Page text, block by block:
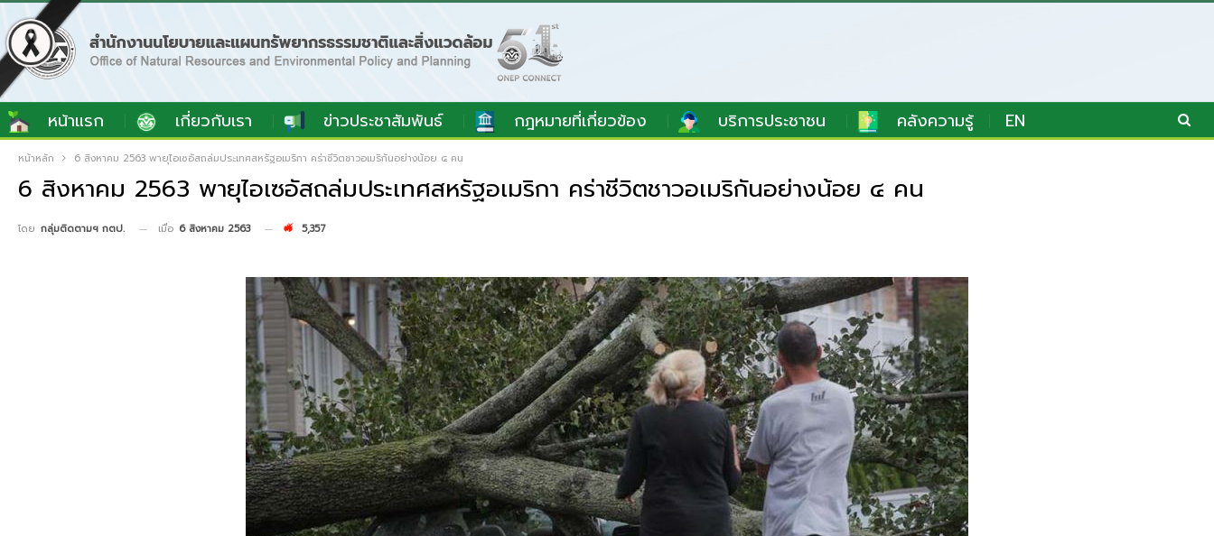
หน้าแรก เกี่ยวกับเรา ข่าวประชาสัมพันธ์ กฎหมายที่เกี่ยวข้อง บริการประชาชน คลังความรู้ EN
หน้าหลัก 6 สิงหาคม 2563 พายุไอเซอัสถล่มประเทศสหรัฐอเมริกา คร่าชีวิตชาวอเมริกันอย่างน้อย ๔ คน
6 สิงหาคม 2563 พายุไอเซอัสถล่มประเทศสหรัฐอเมริกา คร่าชีวิตชาวอเมริกันอย่างน้อย ๔ คน
โดย กลุ่มติดตามฯ กตป. เมื่อ 6 สิงหาคม 2563 5,357